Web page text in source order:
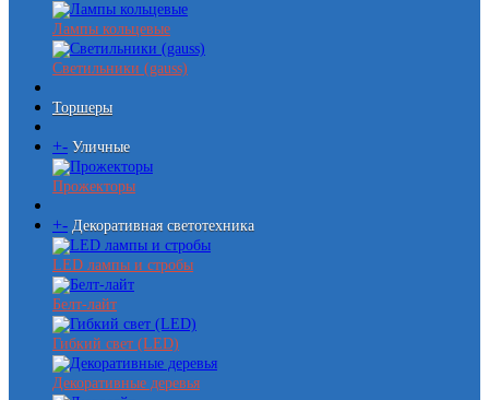
Лампы кольцевые
Светильники (gauss)
Торшеры
+- Уличные
Прожекторы
+- Декоративная светотехника
LED лампы и стробы
Белт-лайт
Гибкий свет (LED)
Декоративные деревья